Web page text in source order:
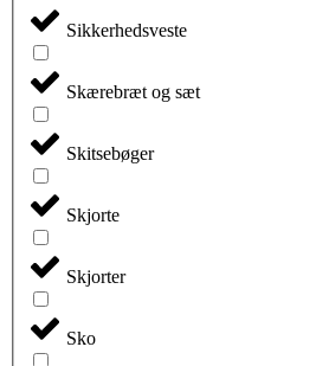
Sikkerhedsveste
Skærebræt og sæt
Skitsebøger
Skjorte
Skjorter
Sko